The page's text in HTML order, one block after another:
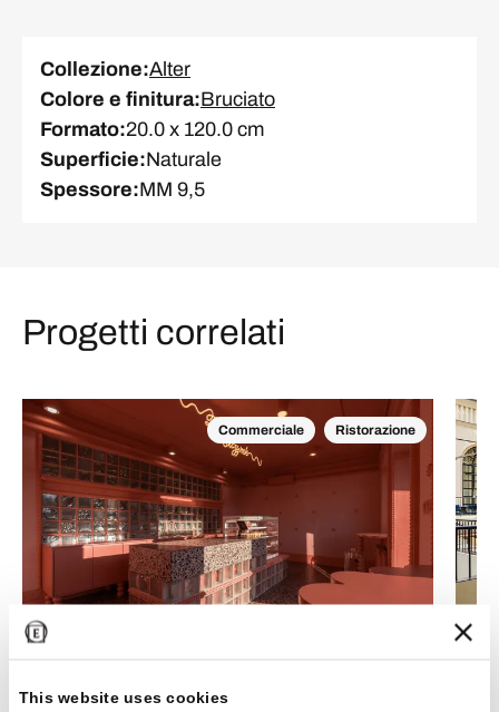
This website uses cookies
Collezione:Alter
Colore e finitura:Bruciato
Formato:20.0 x 120.0 cm
Superficie:Naturale
Spessore:MM 9,5
Progetti correlati
Commerciale Ristorazione